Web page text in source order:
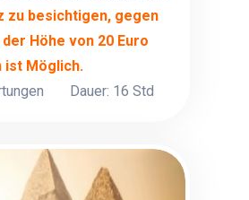
zu besichtigen, gegen
Höhe von 20 Euro
ist Möglich.
Dauer: 16 Std